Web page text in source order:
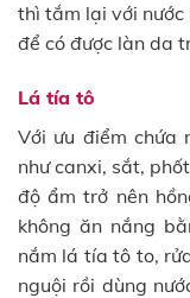
thì tắm lại với nước
để có được làn da
Lá tía tô
Với ưu điểm chứa
như canxi, sắt,
độ ẩm trở nên
không ăn nắng
nắm lá tía tô to,
nguội rồi dùng